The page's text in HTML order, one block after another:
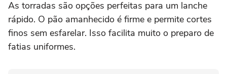
As torradas são opções perfeitas para um lanche
rápido. O pão amanhecido é firme e permite cortes
finos sem esfarelar. Isso facilita muito o preparo de
fatias uniformes.